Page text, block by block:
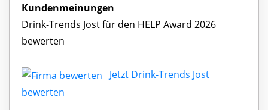
Kundenmeinungen
Drink-Trends Jost für den HELP Award 2026
bewerten
Jetzt Drink-Trends Jost
bewerten